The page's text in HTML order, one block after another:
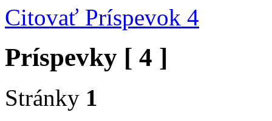
Citovať Príspevok 4
Príspevky [ 4 ]
Stránky 1